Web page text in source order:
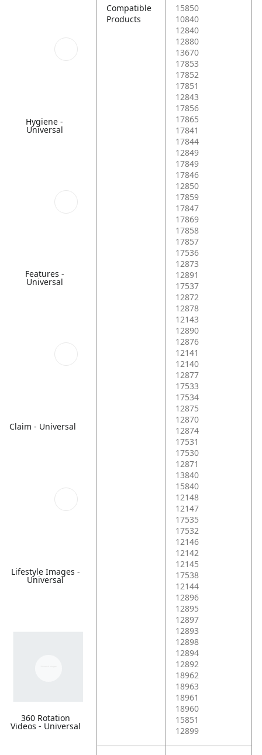
Hygiene -
Universal
Features -
Universal
Claim - Universal
Lifestyle Images -
Universal
360 Rotation
Videos - Universal
Compatible
Products
15850
10840
12840
12880
13670
17853
17852
17851
12843
17856
17865
17841
17844
12849
17849
17846
12850
17859
17847
17869
17858
17857
17536
12873
12891
17537
12872
12878
12143
12890
12876
12141
12140
12877
17533
17534
12875
12870
12874
17531
17530
12871
13840
15840
12148
12147
17535
17532
12146
12142
12145
17538
12144
12896
12895
12897
12893
12898
12894
12892
18962
18963
18961
18960
15851
12899